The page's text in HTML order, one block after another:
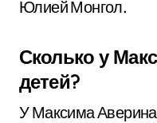
Юлией Монгол.
Сколько у
детей?
У Максима